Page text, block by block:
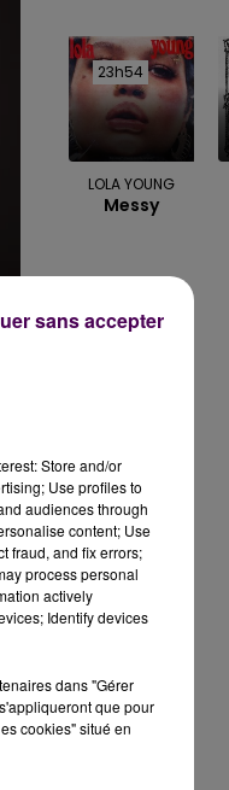
23h54
23h54
LOLA YOUNG
Messy
Store and/or
Use profiles to
audiences through
content; Use
fraud, and fix errors;
process personal
actively
Identify devices
dans "Gérer
que pour
cookies" situé en
sans accepter